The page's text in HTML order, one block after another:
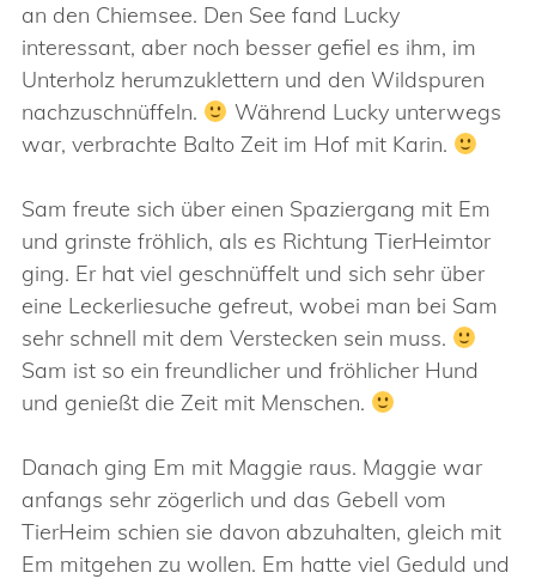
an den Chiemsee. Den See fand Lucky
interessant, aber noch besser gefiel es ihm, im
Unterholz herumzuklettern und den Wildspuren
nachzuschnüffeln.
Während Lucky unterwegs
war, verbrachte Balto Zeit im Hof mit Karin.
Sam freute sich über einen Spaziergang mit Em
und grinste fröhlich, als es Richtung TierHeimtor
ging. Er hat viel geschnüffelt und sich sehr über
eine Leckerliesuche gefreut, wobei man bei Sam
sehr schnell mit dem Verstecken sein muss.
Sam ist so ein freundlicher und fröhlicher Hund
und genießt die Zeit mit Menschen.
Danach ging Em mit Maggie raus. Maggie war
anfangs sehr zögerlich und das Gebell vom
TierHeim schien sie davon abzuhalten, gleich mit
Em mitgehen zu wollen. Em hatte viel Geduld und